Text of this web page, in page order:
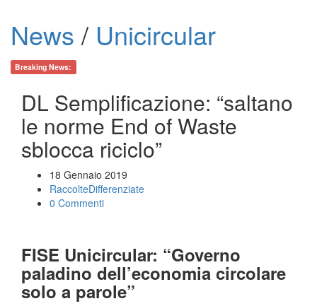
News / Unicircular
Breaking News:
DL Semplificazione: “saltano
le norme End of Waste
sblocca riciclo”
18 Gennaio 2019
RaccolteDifferenziate
0 Commenti
FISE Unicircular: “Governo
paladino dell’economia circolare
solo a parole”